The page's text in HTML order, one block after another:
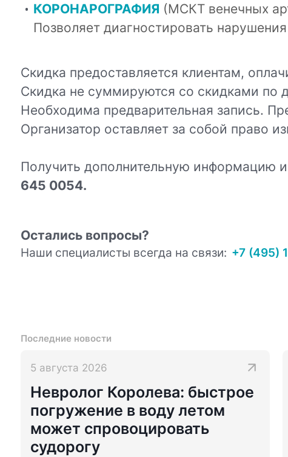
КОРОНАРОГРАФИЯ (МСКТ венечных
Позволяет диагностировать
Скидка предоставляется клиентам,
Скидка не суммируются со скидками по
Необходима предварительная запись.
Организатор оставляет за собой право
Получить дополнительную информацию
645 0054.
Остались вопросы?
Наши специалисты всегда на связи: +7 (495)
Последние новости
5 августа 2026
Невролог Королева: быстрое
погружение в воду летом
может спровоцировать
судорогу